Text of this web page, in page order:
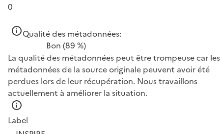
0
Qualité des métadonnées:
Bon (89 %)
La qualité des métadonnées peut être trompeuse car les
métadonnées de la source originale peuvent avoir été
perdues lors de leur récupération. Nous travaillons
actuellement à améliorer la situation.
Label